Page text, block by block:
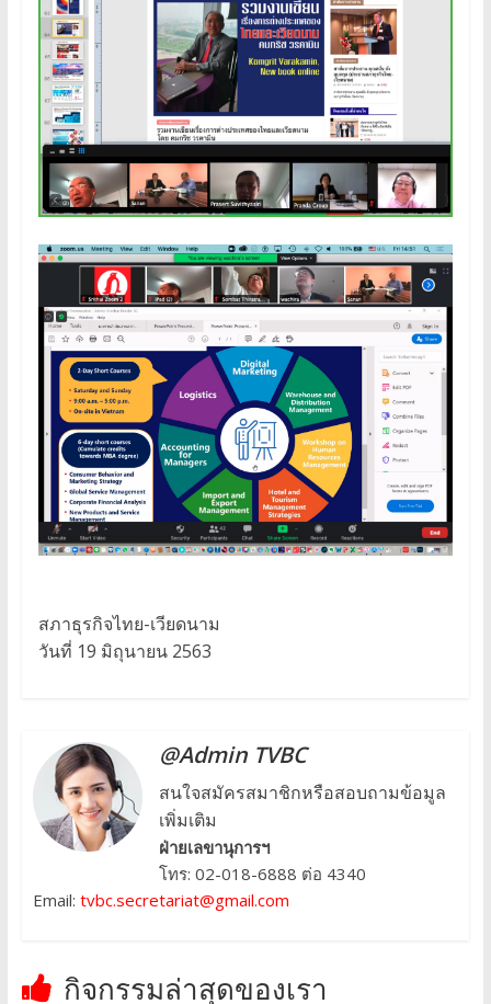
สภาธุรกิจไทย-เวียดนาม
วันที่ 19 มิถุนายน 2563
@Admin TVBC
สนใจสมัครสมาชิกหรือสอบถามข้อมูล
เพิ่มเติม
ฝ่ายเลขานุการฯ
โทร: 02-018-6888 ต่อ 4340
Email: tvbc.secretariat@gmail.com
กิจกรรมล่าสุดของเรา